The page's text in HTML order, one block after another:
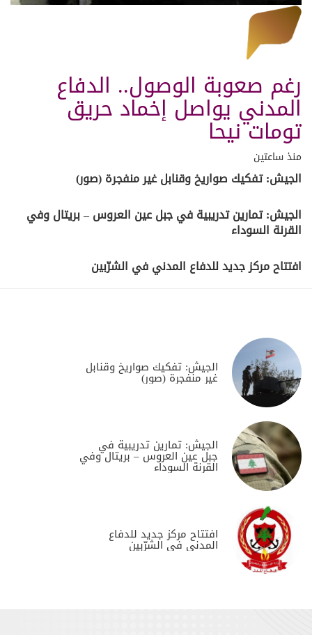
رغم صعوبة الوصول.. الدفاع
المدني يواصل إخماد حريق
تومات نيحا
منذ ساعتين
الجيش: تفكيك صواريخ وقنابل غير منفجرة (صور)
الجيش: تمارين تدريبية في جبل عين العروس – بريتال وفي
القرنة السوداء
افتتاح مركز جديد للدفاع المدني في الشرّبين
الجيش: تفكيك صواريخ وقنابل
غير منفجرة (صور)
الجيش: تمارين تدريبية في
جبل عين العروس – بريتال وفي
القرنة السوداء
افتتاح مركز جديد للدفاع
المدني في الشرّبين